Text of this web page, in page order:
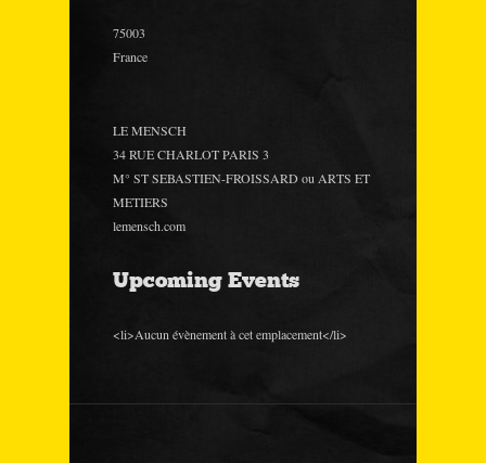
75003
France
LE MENSCH
34 RUE CHARLOT PARIS 3
M° ST SEBASTIEN-FROISSARD ou ARTS ET
METIERS
lemensch.com
Upcoming Events
<li>Aucun évènement à cet emplacement</li>